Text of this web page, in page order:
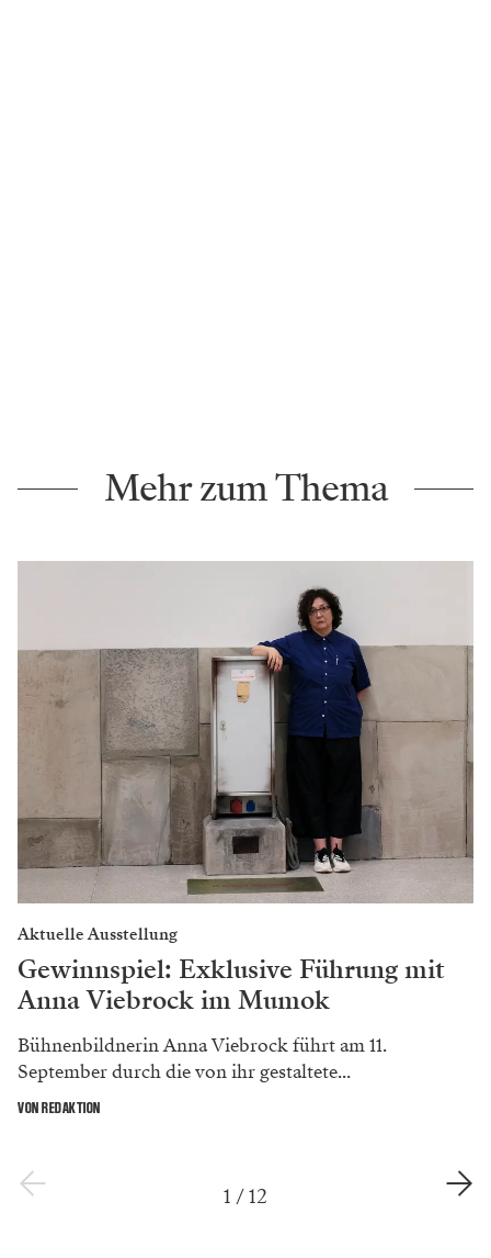
Mehr zum Thema
Aktuelle Ausstellung
Gewinnspiel: Exklusive Führung mit
Anna Viebrock im Mumok
Bühnenbildnerin Anna Viebrock führt am 11.
September durch die von ihr gestaltete...
VON REDAKTION
1 /12